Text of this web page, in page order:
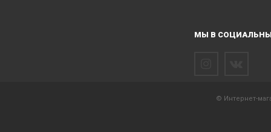
МЫ В
© Интернет-